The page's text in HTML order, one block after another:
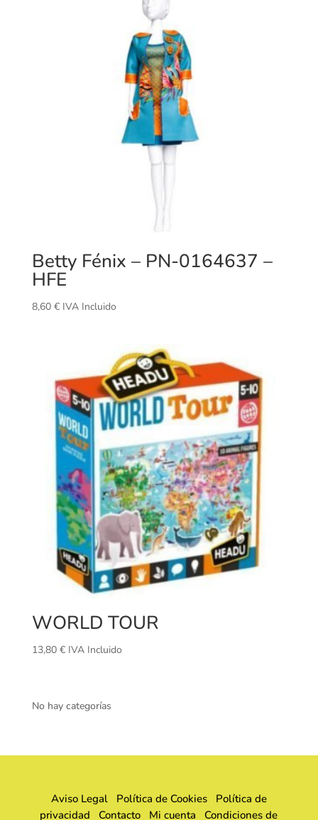
Betty Fénix – PN-0164637 –
HFE
8,60 € IVA Incluido
WORLD TOUR
13,80 € IVA Incluido
No hay categorías
Aviso Legal Política de Cookies
Política de
privacidad
Contacto Mi cuenta Condiciones de